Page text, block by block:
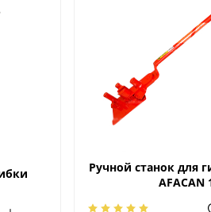
Ручной станок для
AFACAN